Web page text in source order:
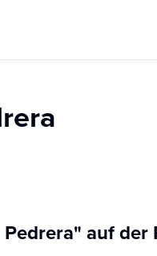
auf der